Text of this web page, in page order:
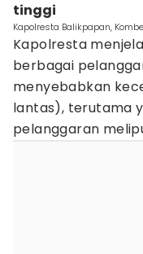
tinggi
Kapolresta Balikpapan,
Kapolresta
berbagai
menyebabkan
lantas), terutama
pelanggaran